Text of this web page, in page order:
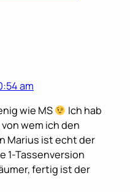
am
wie MS
Ich hab
wem ich den
Marius ist echt der
1-Tassenversion
fertig ist der